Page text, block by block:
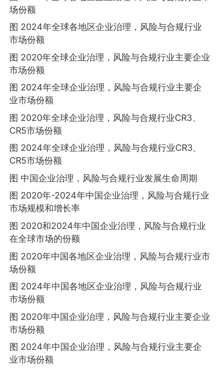
场份额
图 2024年全球各地区企业治理，风险与合规行业
市场份额
图 2020年全球企业治理，风险与合规行业主要企业
市场份额
图 2024年全球企业治理，风险与合规行业主要企
业市场份额
图 2020年全球企业治理，风险与合规行业CR3、
CR5市场份额
图 2024年全球企业治理，风险与合规行业CR3、
CR5市场份额
图 中国企业治理，风险与合规行业发展生命周期
图 2020年-2024年中国企业治理，风险与合规行业
市场规模和增长率
图 2020和2024年中国企业治理，风险与合规行业
在全球市场的份额
图 2020年中国各地区企业治理，风险与合规行业市
场份额
图 2024年中国各地区企业治理，风险与合规行业
市场份额
图 2020年中国企业治理，风险与合规行业主要企业
市场份额
图 2024年中国企业治理，风险与合规行业主要企
业市场份额